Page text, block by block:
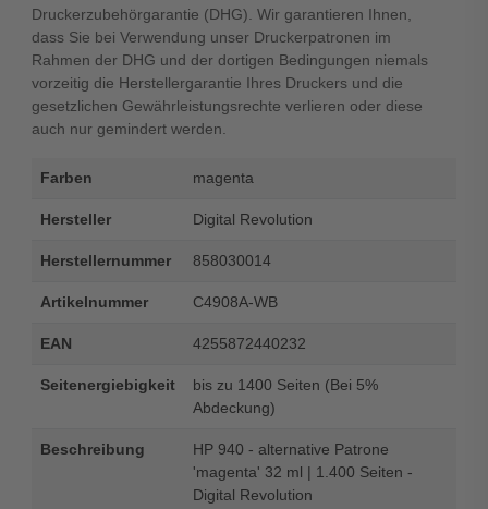
Druckerzubehörgarantie (DHG). Wir garantieren Ihnen,
dass Sie bei Verwendung unser Druckerpatronen im
Rahmen der DHG und der dortigen Bedingungen niemals
vorzeitig die Herstellergarantie Ihres Druckers und die
gesetzlichen Gewährleistungsrechte verlieren oder diese
auch nur gemindert werden.
Farben magenta
Hersteller Digital Revolution
Herstellernummer 858030014
Artikelnummer C4908A-WB
EAN 4255872440232
Seitenergiebigkeit
bis zu 1400 Seiten (Bei 5%
Abdeckung)
Beschreibung
HP 940 - alternative Patrone
'magenta' 32 ml | 1.400 Seiten -
Digital Revolution